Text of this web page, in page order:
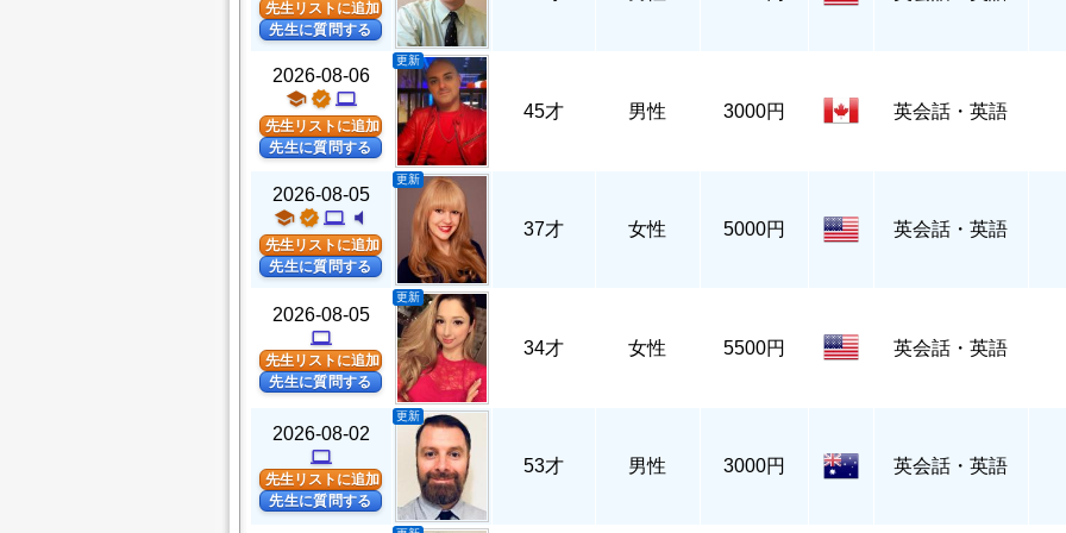
先生リストに追加
先生に質問する
2026-08-06
school verified computer
先生リストに追加
先生に質問する
更新
45才 男性 3000円 英会話・英語
2026-08-05
school verified computer volume_mute
先生リストに追加
先生に質問する
更新
37才 女性 5000円 英会話・英語
2026-08-05
computer
先生リストに追加
先生に質問する
更新
34才 女性 5500円 英会話・英語
2026-08-02
computer
先生リストに追加
先生に質問する
更新
53才 男性 3000円 英会話・英語